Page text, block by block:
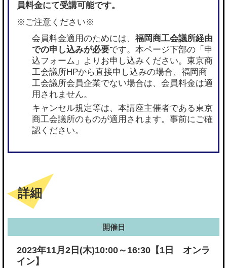
員料金にて受講可能です。
※ご注意ください※
会員料金適用のためには、 福岡商工会議所経由
での申し込みが必要です。本ページ下部の「申
込フォーム」よりお申し込みください。東京商
工会議所HPから直接申し込みの場合、福岡商
工会議所会員企業でない場合は、会員料金は適
用されません。
キャンセル規定等は、本講座主催者である東京
商工会議所のものが適用されます。事前にご確
認ください。
詳細
開催日
2023年11月2日(木)10:00～16:30【1日 オンラ
イン】